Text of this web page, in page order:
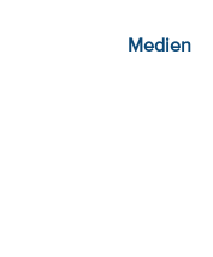
Medien